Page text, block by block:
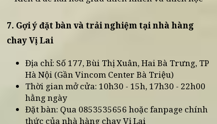
Kiến trúc hài hòa giữa thiên nhiên và thiền học